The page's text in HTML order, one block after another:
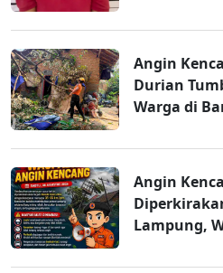
Angin
Durian
Warga di
Angin
Lampung,